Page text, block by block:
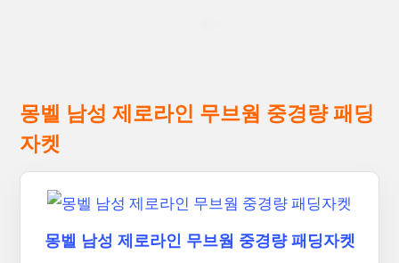
몽벨 남성 제로라인 무브웜 중경량 패딩
자켓
몽벨 남성 제로라인 무브웜 중경량 패딩자켓